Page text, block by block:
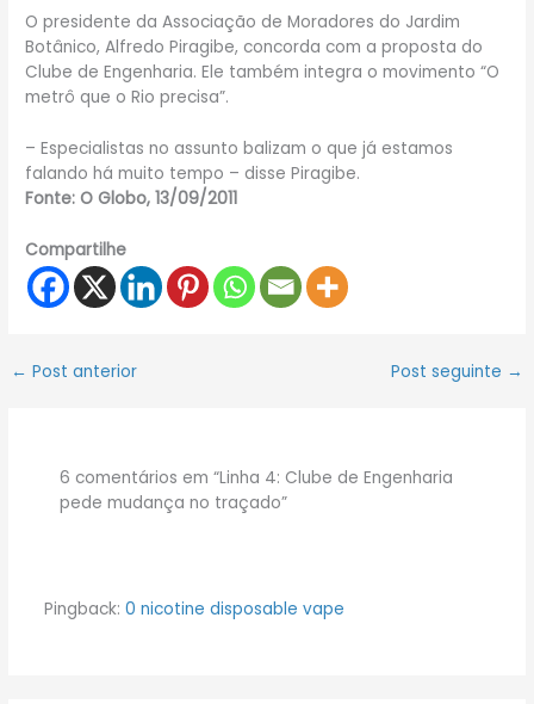
O presidente da Associação de Moradores do Jardim
Botânico, Alfredo Piragibe, concorda com a proposta do
Clube de Engenharia. Ele também integra o movimento “O
metrô que o Rio precisa”.
– Especialistas no assunto balizam o que já estamos
falando há muito tempo – disse Piragibe.
Fonte: O Globo, 13/09/2011
Compartilhe
← Post anterior Post seguinte →
6 comentários em “Linha 4: Clube de Engenharia
pede mudança no traçado”
Pingback: 0 nicotine disposable vape